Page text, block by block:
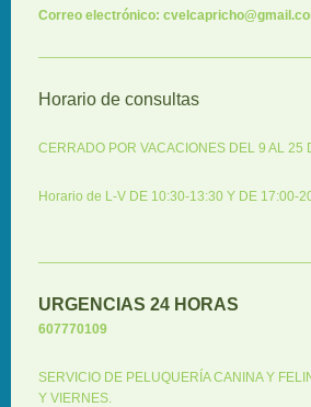
Correo electrónico:
Horario de consultas
CERRADO POR VACACIONES DEL 9 AL 25
Horario de L-V DE 10:30-13:30 Y DE 17:00-
URGENCIAS 24 HORAS
607770109
SERVICIO DE PELUQUERÍA CANINA Y
Y VIERNES.